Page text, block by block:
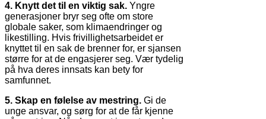
4. Knytt det til en viktig sak. Yngre
generasjoner bryr seg ofte om store
globale saker, som klimaendringer og
likestilling. Hvis frivillighetsarbeidet er
knyttet til en sak de brenner for, er sjansen
større for at de engasjerer seg. Vær tydelig
på hva deres innsats kan bety for
samfunnet.
5. Skap en følelse av mestring. Gi de
unge ansvar, og sørg for at de får kjenne